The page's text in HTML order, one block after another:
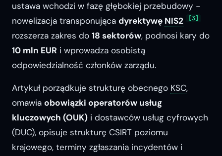
ustawa wchodzi w fazę głębokiej przebudowy -
nowelizacja transponująca dyrektywę NIS2 [3]
rozszerza zakres do 18 sektorów, podnosi kary do
10 mln EUR i wprowadza osobistą
odpowiedzialność członków zarządu.
Artykuł porządkuje strukturę obecnego KSC,
omawia obowiązki operatorów usług
kluczowych (OUK) i dostawców usług cyfrowych
(DUC), opisuje strukturę CSIRT poziomu
krajowego, terminy zgłaszania incydentów i